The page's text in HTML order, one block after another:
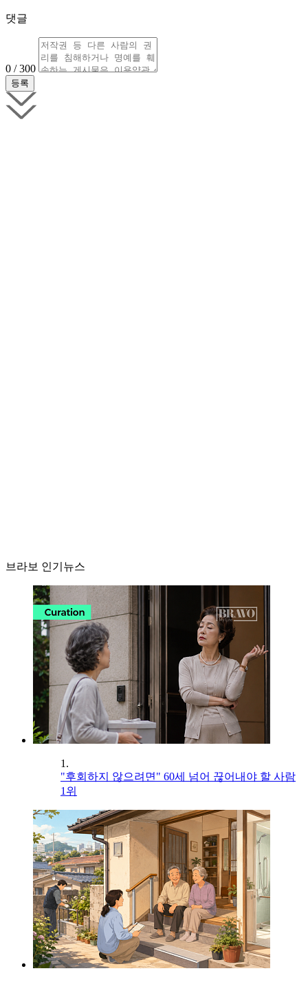
댓글
0 / 300
브라보 인기뉴스
1.
"후회하지 않으려면" 60세 넘어 끊어내야 할 사람
1위